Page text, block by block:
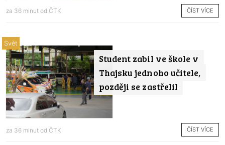
za 36 minut od ČTK ČÍST VÍCE
Student zabil ve škole v
Thajsku jednoho učitele,
později se zastřelil
Svět
za 36 minut od ČTK ČÍST VÍCE